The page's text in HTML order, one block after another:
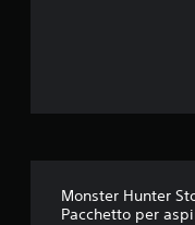
Monster Hunter
Pacchetto per